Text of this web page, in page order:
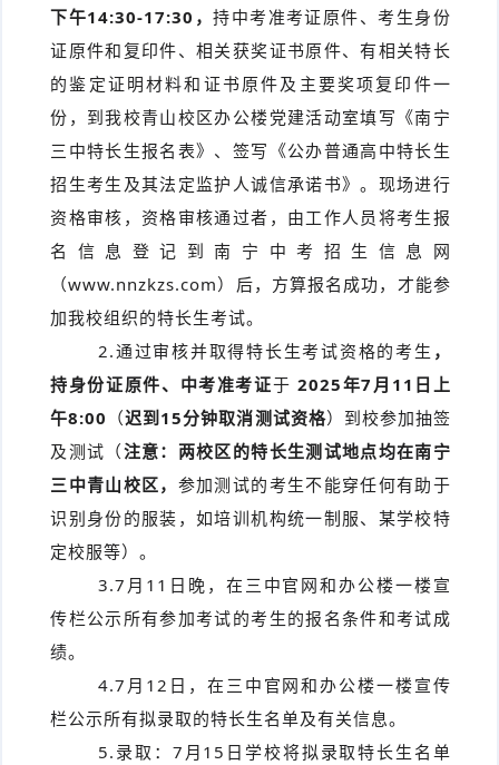
下午14:30-17:30，持中考准考证原件、考生身份
证原件和复印件、相关获奖证书原件、有相关特长
的鉴定证明材料和证书原件及主要奖项复印件一
份，到我校青山校区办公楼党建活动室填写《南宁
三中特长生报名表》、签写《公办普通高中特长生
招生考生及其法定监护人诚信承诺书》。现场进行
资格审核，资格审核通过者，由工作人员将考生报
名信息登记到南宁中考招生信息网
（www.nnzkzs.com）后，方算报名成功，才能参
加我校组织的特长生考试。
2.通过审核并取得特长生考试资格的考生 ，
持身份证原件、中考准考证于2025年7月11日上
午8:00 （迟到 15分钟取消测试资格）到校参加抽签
及测试（注意：两校区的特长生测试地点均在南宁
三中青山校区， 参加测试的考生不能穿任何有助于
识别身份的服装，如培训机构统一制服、某学校特
定校服等）。
3.7月11日晚，在三中官网和办公楼一楼宣
传栏公示所有参加考试的考生的报名条件和考试成
绩。
4.7月12日，在三中官网和办公楼一楼宣传
栏公示所有拟录取的特长生名单及有关信息。
5.录取：7月15日学校将拟录取特长生名单